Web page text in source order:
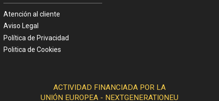
Atención al cliente
Aviso Legal
Política de Privacidad
Politica de Cookies
ACTIVIDAD FINANCIADA POR LA
UNIÓN EUROPEA - NEXTGENERATIONEU